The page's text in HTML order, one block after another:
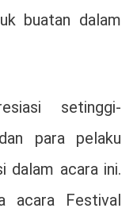
buatan dalam
setinggi-
para pelaku
dalam acara ini.
acara Festival